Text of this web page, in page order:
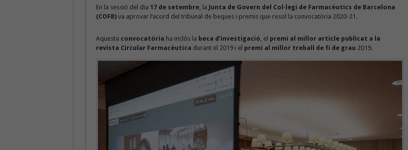
En la sessió del dia 17 de setembre, la Junta de Govern del Col·legi de Farmacèutics de Barcelona
(COFB) va aprovar l’acord del tribunal de beques i premis que resol la convocatòria 2020-21.
Aquesta convocatòria ha inclòs la beca d’investigació, el premi al millor article publicat a la
revista Circular Farmacèutica durant el 2019 i el premi al millor treball de fi de grau 2019.